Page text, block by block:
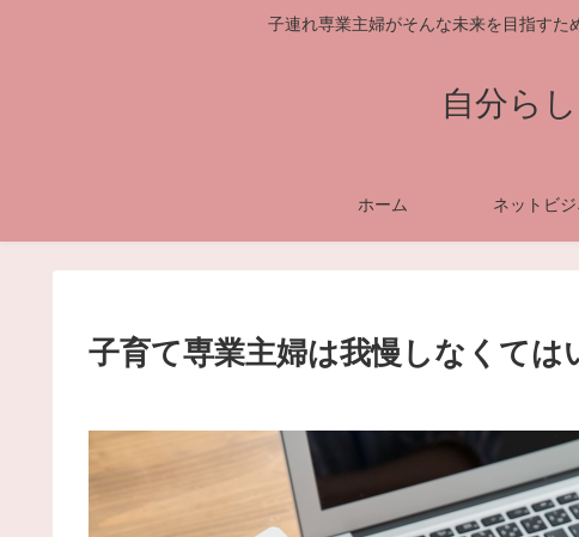
子連れ専業主婦がそんな未来を目指すた
自分ら
ホーム ネットビ
子育て専業主婦は我慢しなくては